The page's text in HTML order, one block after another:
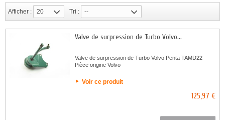
Afficher : 20 Tri : --
Valve de surpression de Turbo Volvo...
Valve de surpression de Turbo Volvo Penta TAMD22
Pièce origine Volvo
Voir ce produit
125,97 €